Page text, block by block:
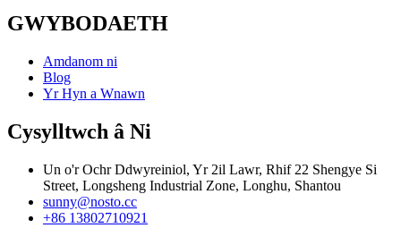
GWYBODAETH
Amdanom ni
Blog
Yr Hyn a Wnawn
Cysylltwch â Ni
Un o'r Ochr Ddwyreiniol, Yr 2il Lawr, Rhif 22 Shengye Si
Street, Longsheng Industrial Zone, Longhu, Shantou
sunny@nosto.cc
+86 13802710921